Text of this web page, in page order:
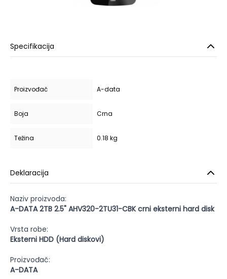
Specifikacija
Proizvođač A-data
Boja Crna
Težina 0.18 kg
Deklaracija
Naziv proizvoda:
A-DATA 2TB 2.5" AHV320-2TU31-CBK crni eksterni hard disk
Vrsta robe:
Eksterni HDD (Hard diskovi)
Proizvođač:
A-DATA